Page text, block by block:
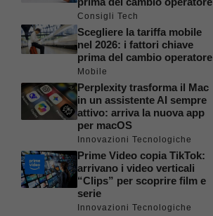
Consigli Tech
Scegliere la tariffa mobile
nel 2026: i fattori chiave
prima del cambio operatore
Mobile
Perplexity trasforma il Mac
in un assistente AI sempre
attivo: arriva la nuova app
per macOS
Innovazioni Tecnologiche
Prime Video copia TikTok:
arrivano i video verticali
“Clips” per scoprire film e
serie
Innovazioni Tecnologiche